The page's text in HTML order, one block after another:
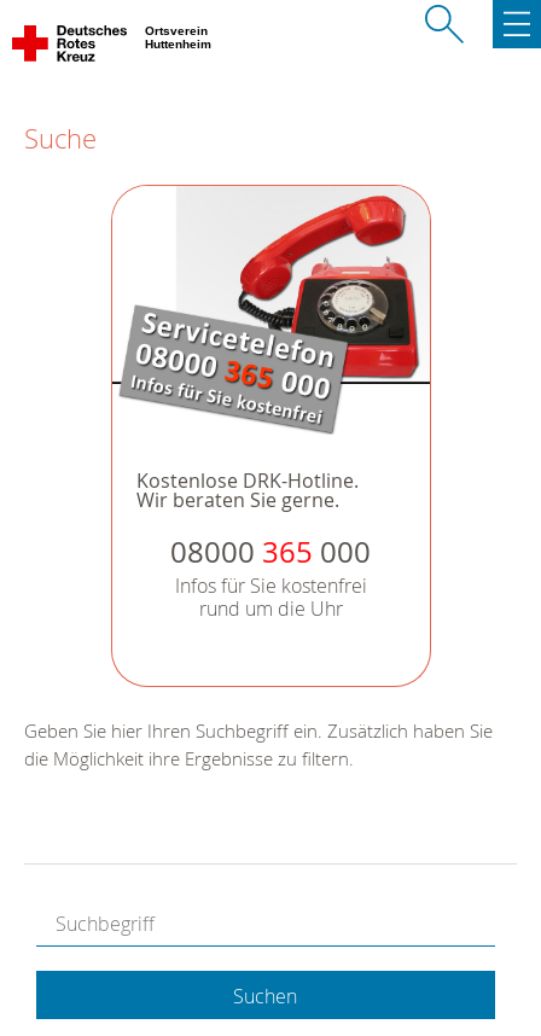
Ortsverein
Huttenheim
Suche
Kostenlose DRK-Hotline.
Wir beraten Sie gerne.
08000 365 000
Infos für Sie kostenfrei
rund um die Uhr
Geben Sie hier Ihren Suchbegriff ein. Zusätzlich haben Sie
die Möglichkeit ihre Ergebnisse zu filtern.
Suchen